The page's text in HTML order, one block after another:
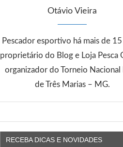
Otávio Vieira
Pescador esportivo há mais de 15
proprietário do Blog e Loja Pesca
organizador do Torneio Nacional
de Três Marias – MG.
RECEBA DICAS E NOVIDADES